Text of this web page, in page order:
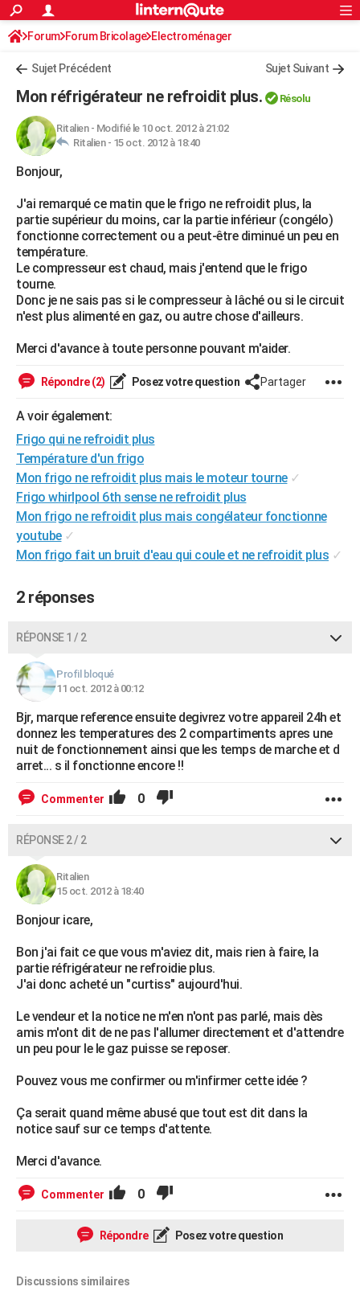
ACTUALITÉS
Politique
Société
Faits Divers
Education
Monde
Villes
+
FINANCE
Retraite
Impôts
Epargne
Immobilier
Risques naturels par ville
Banque
Assurance
Crédit
AUTO
Essais
Réserver un essai
Citadines
Berlines
SUV
Forum auto
+HIGH-TECH
Mobiles
Meilleur smartphone
Internet
Ordinateurs
Jeux vidéo
Guide high-tech
+BRICOLAGE
Forum
Aménagement intérieur
Extérieur
Cuisine
Salle de bains
Jardinage
Rangement
WEEK-END
Guides de France
Escapades
Patrimoine
Expositions
Musées
Week-end nature
+LIFESTYLE
Art de vivre
Bien-être
Loisirs
ModeModes de vie
SANTE
Alimentation
Guide de la santé
Maladies
Médicaments
Sommeil
VOYAGE
Destinations
City break
Voyage nature
Voyage de noces
Forum
Climat
PHOTO
GUIDES D'ACHAT
BONS PLANS
CARTE DE VOEUX
Carte de Noël
Carte Bonne année
Carte Saint-Valentin
Carte Pâques
Carte d'anniversaire
DICTIONNAIRE
Dictionnaire
Biographies
Citations
Expressions
Proverbes
PROGRAMME TV
S'inscrire
Se connecter
Lycées
Collèges
Primaires
Universités
Entreprises
Service militaire
Avis de recherche
AVIS DE DÉCÈS
FORUM
Bricolage
Lifestyle
Culture
Sport
Auto
Television
Voyage
Cinema
S'inscrire
Connexion
Forum Forum Bricolage Electroménager
Sujet Précédent Sujet Suivant
Mon réfrigérateur ne refroidit plus. Résolu
Ritalien- Modifié le 10 oct. 2012 à 21:02
Ritalien - 15 oct. 2012 à 18:40
Bonjour,
J'ai remarqué ce matin que le frigo ne refroidit plus, la
partie supérieur du moins, car la partie inférieur (congélo)
fonctionne correctement ou a peut-être diminué un peu en
température.
Le compresseur est chaud, mais j'entend que le frigo
tourne.
Donc je ne sais pas si le compresseur à lâché ou si le circuit
n'est plus alimenté en gaz, ou autre chose d'ailleurs.
Merci d'avance à toute personne pouvant m'aider.
Répondre (2) Posez votre question Partager
A voir également:
Frigo qui ne refroidit plus
Température d'un frigo
Mon frigo ne refroidit plus mais le moteur tourne ✓
Frigo whirlpool 6th sense ne refroidit plus
Mon frigo ne refroidit plus mais congélateur fonctionne
youtube ✓
Mon frigo fait un bruit d'eau qui coule et ne refroidit plus ✓
2 réponses
RÉPONSE 1 / 2
Profil bloqué
11 oct. 2012 à 00:12
Bjr, marque reference ensuite degivrez votre appareil 24h et
donnez les temperatures des 2 compartiments apres une
nuit de fonctionnement ainsi que les temps de marche et d
arret... s il fonctionne encore !!
Commenter 0
RÉPONSE 2 / 2
Ritalien
15 oct. 2012 à 18:40
Bonjour icare,
Bon j'ai fait ce que vous m'aviez dit, mais rien à faire, la
partie réfrigérateur ne refroidie plus.
J'ai donc acheté un "curtiss" aujourd'hui.
Le vendeur et la notice ne m'en n'ont pas parlé, mais dès
amis m'ont dit de ne pas l'allumer directement et d'attendre
un peu pour le le gaz puisse se reposer.
Pouvez vous me confirmer ou m'infirmer cette idée ?
Ça serait quand même abusé que tout est dit dans la
notice sauf sur ce temps d'attente.
Merci d'avance.
Commenter 0
Répondre Posez votre question
Discussions similaires